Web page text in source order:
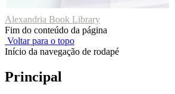
Alexandria Book Library
Fim do conteúdo da página
Voltar para o topo
Início da navegação de rodapé
Principal